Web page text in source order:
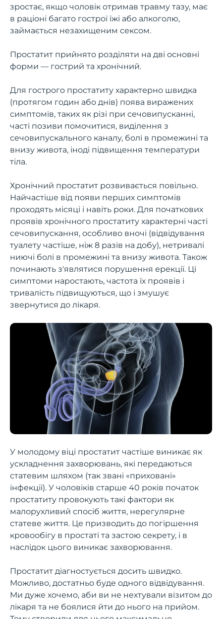
зростає, якщо чоловік отримав травму тазу, має
в раціоні багато гострої їжі або алкоголю,
займається незахищеним сексом.
Простатит прийнято розділяти на дві основні
форми — гострий та хронічний.
Для гострого простатиту характерно швидка
(протягом годин або днів) поява виражених
симптомів, таких як різі при сечовипусканні,
часті позиви помочитися, виділення з
сечовипускального каналу, болі в промежині та
внизу живота, іноді підвищення температури
тіла.
Хронічний простатит розвивається повільно.
Найчастіше від появи перших симптомів
проходять місяці і навіть роки. Для початкових
проявів хронічного простатиту характерні часті
сечовипускання, особливо вночі (відвідування
туалету частіше, ніж 8 разів на добу), нетривалі
ниючі болі в промежині та внизу живота. Також
починають з'являтися порушення ерекції. Ці
симптоми наростають, частота їх проявів і
тривалість підвищуються, що і змушує
звернутися до лікаря.
У молодому віці простатит частіше виникає як
ускладнення захворювань, які передаються
статевим шляхом (так звані «приховані»
інфекції). У чоловіків старше 40 років початок
простатиту провокують такі фактори як
малорухливий спосіб життя, нерегулярне
статеве життя. Це призводить до погіршення
кровообігу в простаті та застою секрету, і в
наслідок цього виникає захворювання.
Простатит діагностується досить швидко.
Можливо, достатньо буде одного відвідування.
Ми дуже хочемо, аби ви не нехтували візитом до
лікаря та не боялися йти до нього на прийом.